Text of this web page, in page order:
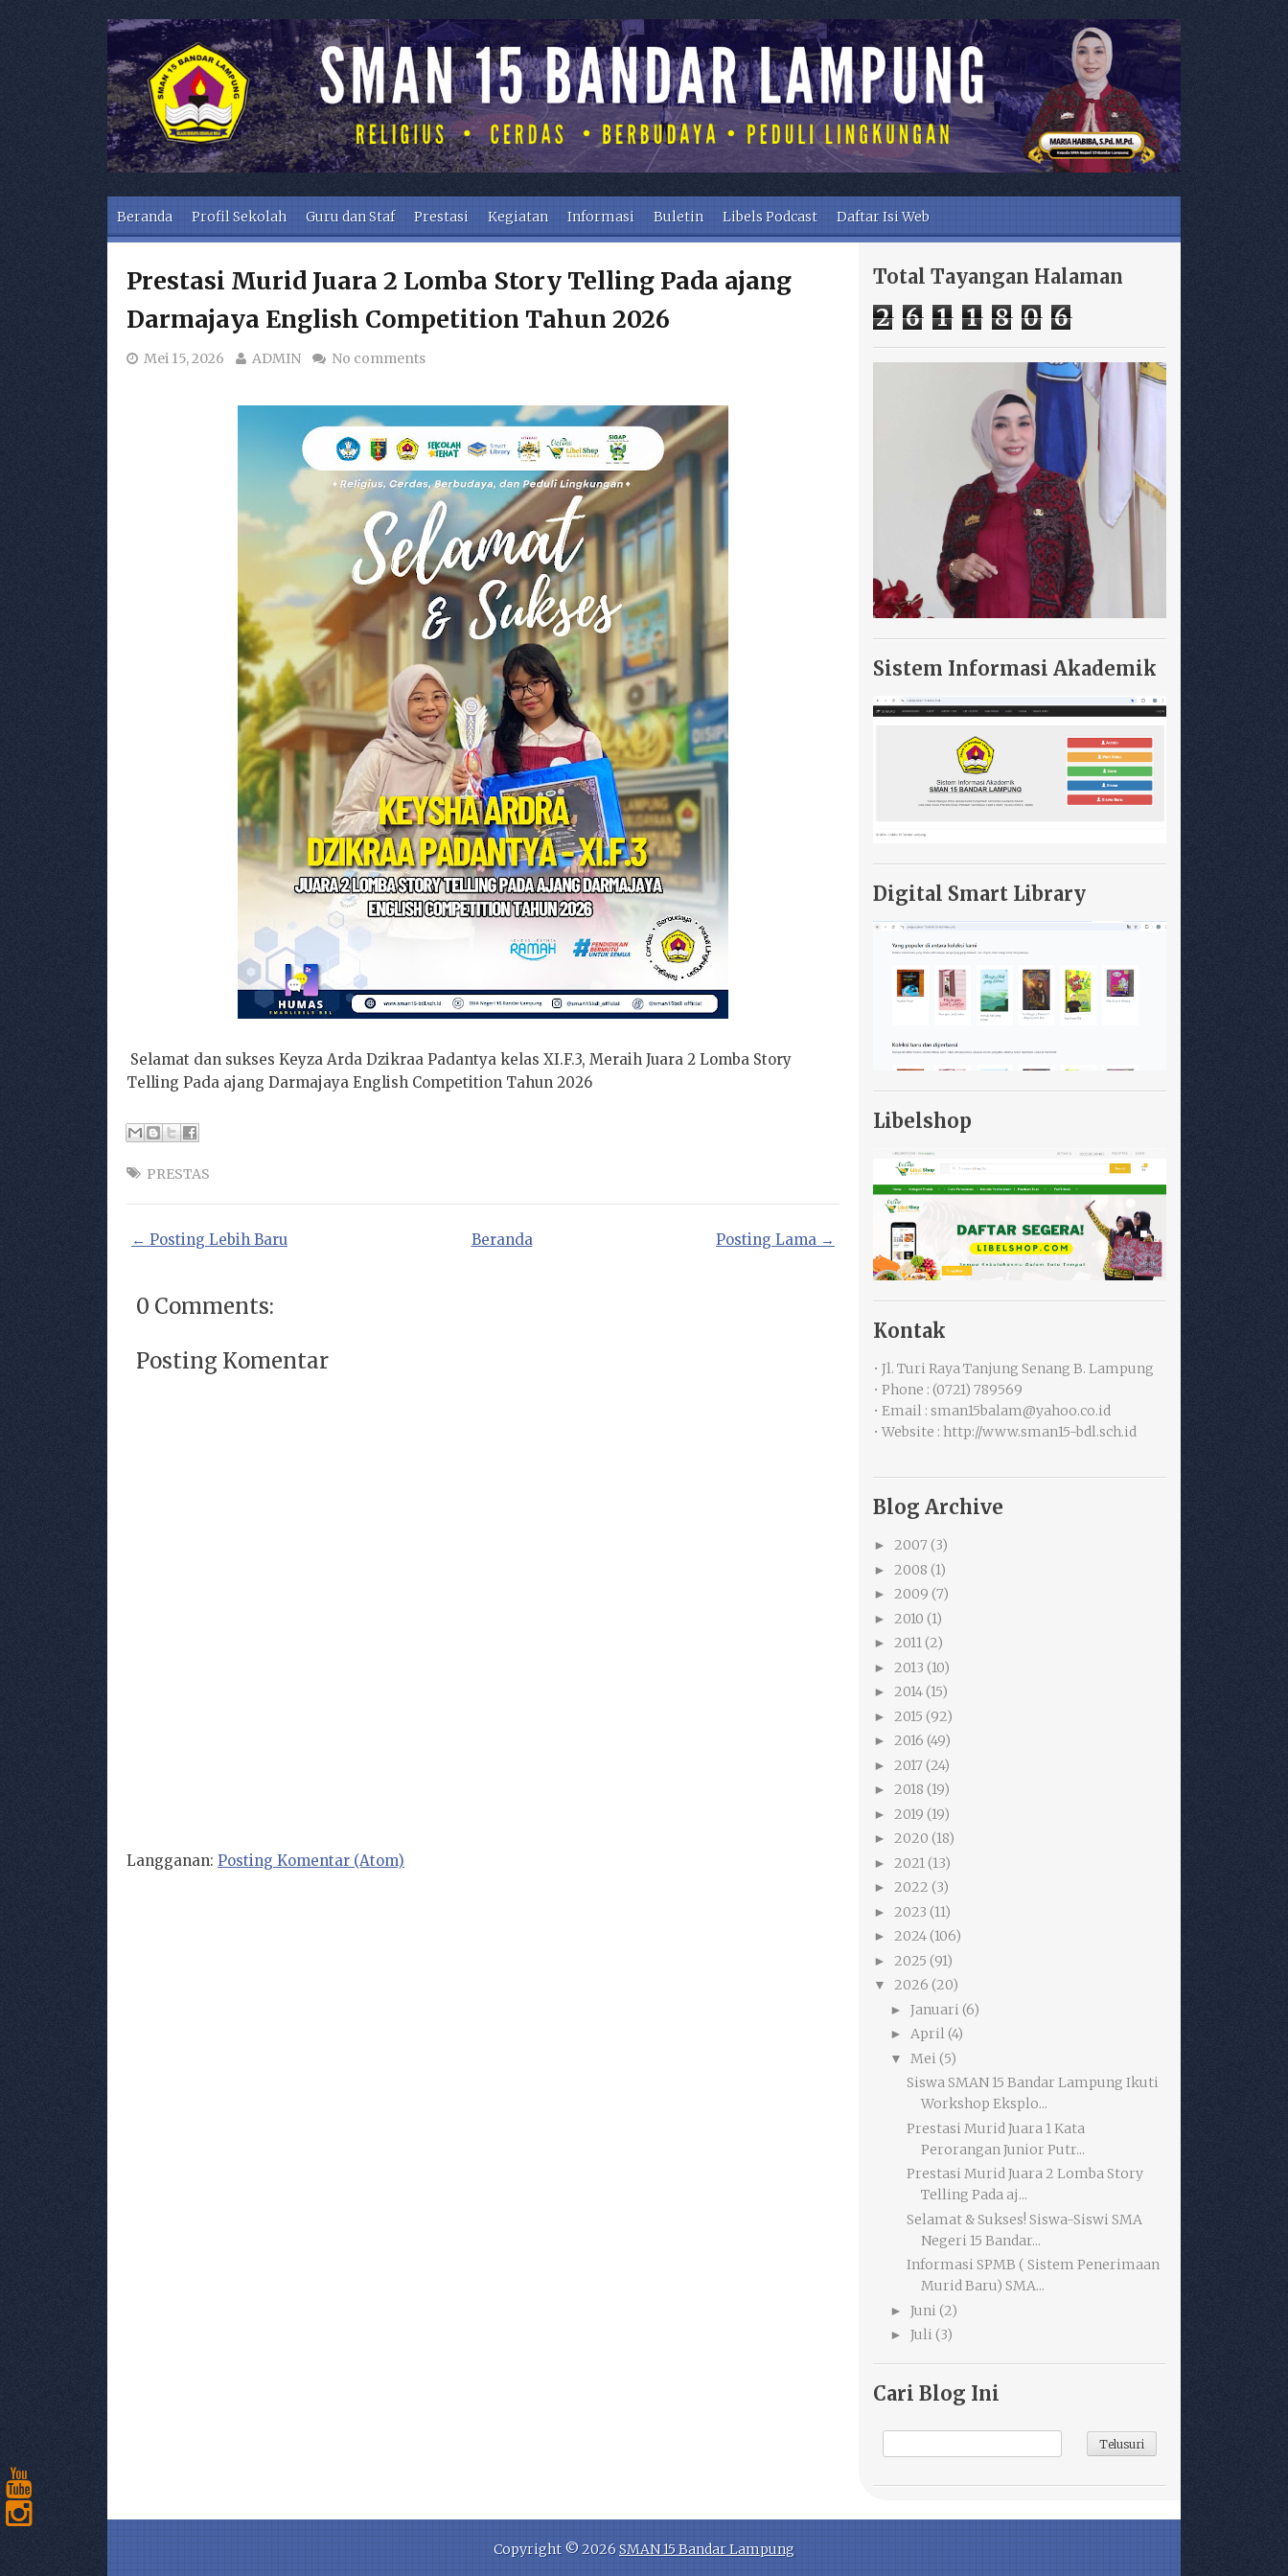
Skip to content
Beranda Profil Sekolah Guru dan Staf Prestasi Kegiatan Informasi Buletin Libels Podcast Daftar Isi Web
Prestasi Murid Juara 2 Lomba Story Telling Pada ajang
Darmajaya English Competition Tahun 2026
Mei 15, 2026 ADMIN No comments
Selamat dan sukses Keyza Arda Dzikraa Padantya kelas XI.F.3, Meraih Juara 2 Lomba Story
Telling Pada ajang Darmajaya English Competition Tahun 2026
PRESTAS
← Posting Lebih Baru Posting Lama →
Beranda
0 Comments:
Posting Komentar
Langganan: Posting Komentar (Atom)
Total Tayangan Halaman
2 6 1 1 8 0 6
Sistem Informasi Akademik
Digital Smart Library
Libelshop
Kontak
• Jl. Turi Raya Tanjung Senang B. Lampung
• Phone : (0721) 789569
• Email : sman15balam@yahoo.co.id
• Website : http://www.sman15-bdl.sch.id
Blog Archive
► 2007 (3)
► 2008 (1)
► 2009 (7)
► 2010 (1)
► 2011(2)
► 2013 (10)
► 2014(15)
► 2015 (92)
► 2016 (49)
► 2017 (24)
► 2018 (19)
► 2019 (19)
► 2020 (18)
► 2021(13)
► 2022 (3)
► 2023 (11)
► 2024(106)
► 2025 (91)
▼ 2026 (20)
► Januari (6)
► April(4)
▼ Mei (5)
Siswa SMAN 15 Bandar Lampung Ikuti
Workshop Eksplo...
Prestasi Murid Juara 1 Kata
Perorangan Junior Putr...
Prestasi Murid Juara 2 Lomba Story
Telling Pada aj...
Selamat & Sukses! Siswa-Siswi SMA
Negeri 15 Bandar...
Informasi SPMB ( Sistem Penerimaan
Murid Baru) SMA...
► Juni (2)
► Juli (3)
Cari Blog Ini
Copyright ©2026SMAN 15 Bandar Lampung